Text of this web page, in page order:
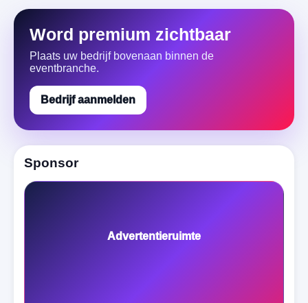
Word premium zichtbaar
Plaats uw bedrijf bovenaan binnen de
eventbranche.
Bedrijf aanmelden
Sponsor
Advertentieruimte